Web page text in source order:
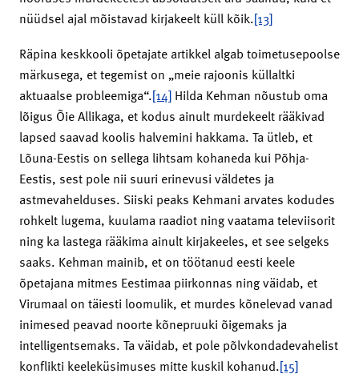
nüüdsel ajal mõistavad kirjakeelt küll kõik.[13]
Räpina keskkooli õpetajate artikkel algab toimetusepoolse
märkusega, et tegemist on „meie rajoonis küllaltki
aktuaalse probleemiga“.[14] Hilda Kehman nõustub oma
lõigus Õie Allikaga, et kodus ainult murdekeelt rääkivad
lapsed saavad koolis halvemini hakkama. Ta ütleb, et
Lõuna-Eestis on sellega lihtsam kohaneda kui Põhja-
Eestis, sest pole nii suuri erinevusi väldetes ja
astmevahelduses. Siiski peaks Kehmani arvates kodudes
rohkelt lugema, kuulama raadiot ning vaatama televiisorit
ning ka lastega rääkima ainult kirjakeeles, et see selgeks
saaks. Kehman mainib, et on töötanud eesti keele
õpetajana mitmes Eestimaa piirkonnas ning väidab, et
Virumaal on täiesti loomulik, et murdes kõnelevad vanad
inimesed peavad noorte kõnepruuki õigemaks ja
intelligentsemaks. Ta väidab, et pole põlvkondadevahelist
konflikti keeleküsimuses mitte kuskil kohanud.[15]